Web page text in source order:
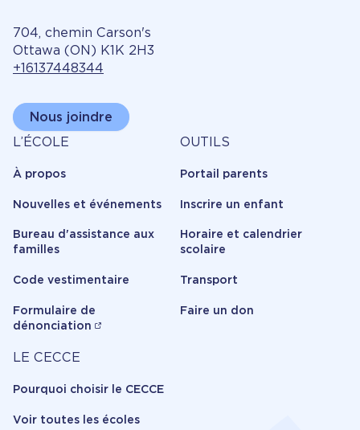
704, chemin Carson's
Ottawa (ON) K1K 2H3
+16137448344
Nous joindre
À
propos
L’ÉCOLE
À propos
Nouvelles et événements
Bureau d'assistance aux
familles
Code vestimentaire
Formulaire de
dénonciation
Outils
OUTILS
Portail parents
Inscrire un enfant
Horaire et calendrier
scolaire
Transport
Faire un don
Carrière
LE CECCE
Pourquoi choisir le CECCE
Voir toutes les écoles